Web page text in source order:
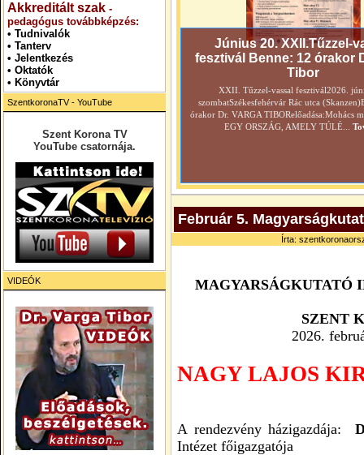
Akkreditált szak -
pedagógus továbbképzés:
• Tudnivalók
• Tanterv
• Jelentkezés
• Oktatók
• Könyvtár
SzentkoronaTV - YouTube
Szent Korona TV
YouTube csatornája.
VIDEÓK
Június 20. XXII.Tűzzel-
fesztivál Benne: 12 órakor
Tibor
XXII. Tűzzel-vassal fesztivál2026.
szombatSzékesfehérvár Rác utca
órakor Dr. VARGA TIBORelőadása:Mohács
EGY ORSZÁG, AMELY TÚLÉ...
Február 5.
Írta:
MAGYARSÁGKUTATÓ
SZENT
2026.
NAGY LAJOS
A rendezvény házigazdája:
Intézet főigazgatója